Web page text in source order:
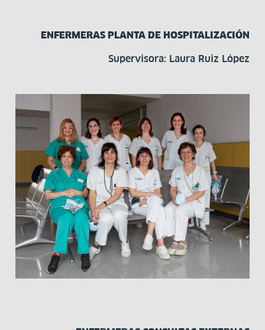
ENFERMERAS PLANTA DE HOSPITALIZACIÓN
Supervisora: Laura Ruiz López